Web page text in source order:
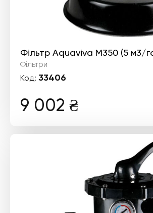
Фільтр Aquaviva M350 (5 м3/
Фільтри
Код: 33406
9 002 ₴